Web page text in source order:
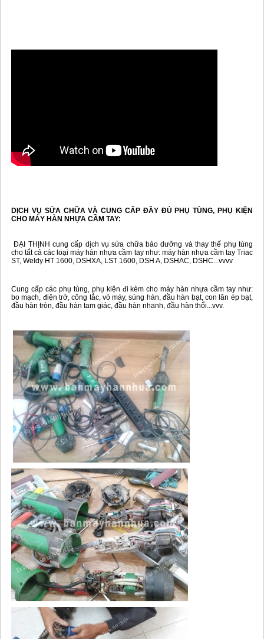
DỊCH VỤ SỬA CHỮA VÀ CUNG CẤP ĐẦY ĐỦ PHỤ TÙNG, PHỤ KIỆN
CHO MÁY HÀN NHỰA CẦM TAY:
ĐẠI THỊNH cung cấp dịch vụ sửa chữa bảo dưỡng và thay thế phụ tùng
cho tất cả các loại máy hàn nhựa cầm tay như: máy hàn nhựa cầm tay Triac
ST, Weldy HT 1600, DSHXA, LST 1600, DSH A, DSHAC, DSHC...vvvv
Cung cấp các phụ tùng, phụ kiện đi kèm cho máy hàn nhựa cầm tay như:
bo mạch, điện trở, công tắc, vỏ máy, súng hàn, đầu hàn bạt, con lăn ép bạt,
đầu hàn tròn, đầu hàn tam giác, đầu hàn nhanh, đầu hàn thổi...vvv.